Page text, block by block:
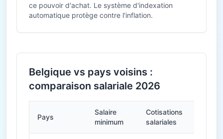
ce pouvoir d'achat. Le système d'indexation
automatique protège contre l'inflation.
Belgique vs pays voisins :
comparaison salariale 2026
Pays
Salaire
minimum
Cotisations
salariales